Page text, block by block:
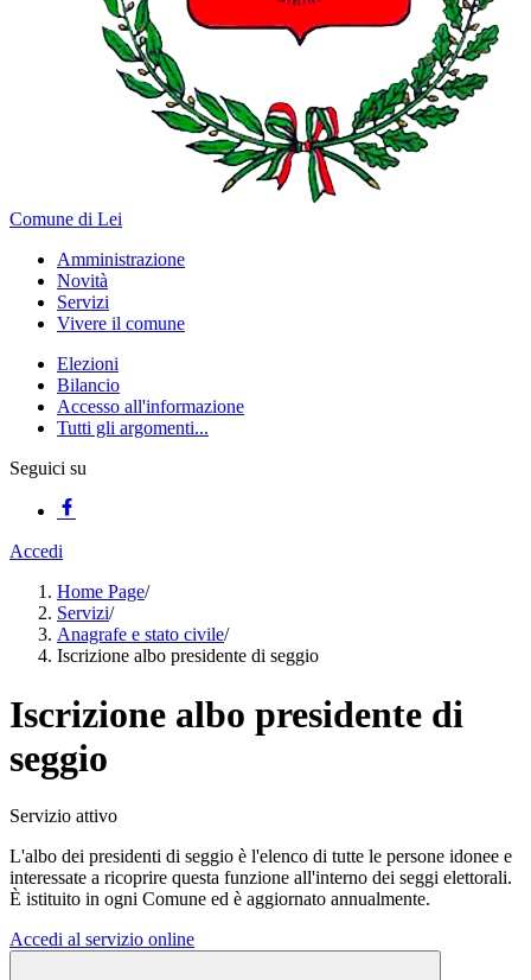
Comune di Lei
Amministrazione
Novità
Servizi
Vivere il comune
Elezioni
Bilancio
Accesso all'informazione
Tutti gli argomenti...
Seguici su
Accedi
Home Page/
Servizi/
Anagrafe e stato civile/
Iscrizione albo presidente di seggio
Iscrizione albo presidente di
seggio
Servizio attivo
L'albo dei presidenti di seggio è l'elenco di tutte le persone idonee e
interessate a ricoprire questa funzione all'interno dei seggi elettorali.
È istituito in ogni Comune ed è aggiornato annualmente.
Accedi al servizio online